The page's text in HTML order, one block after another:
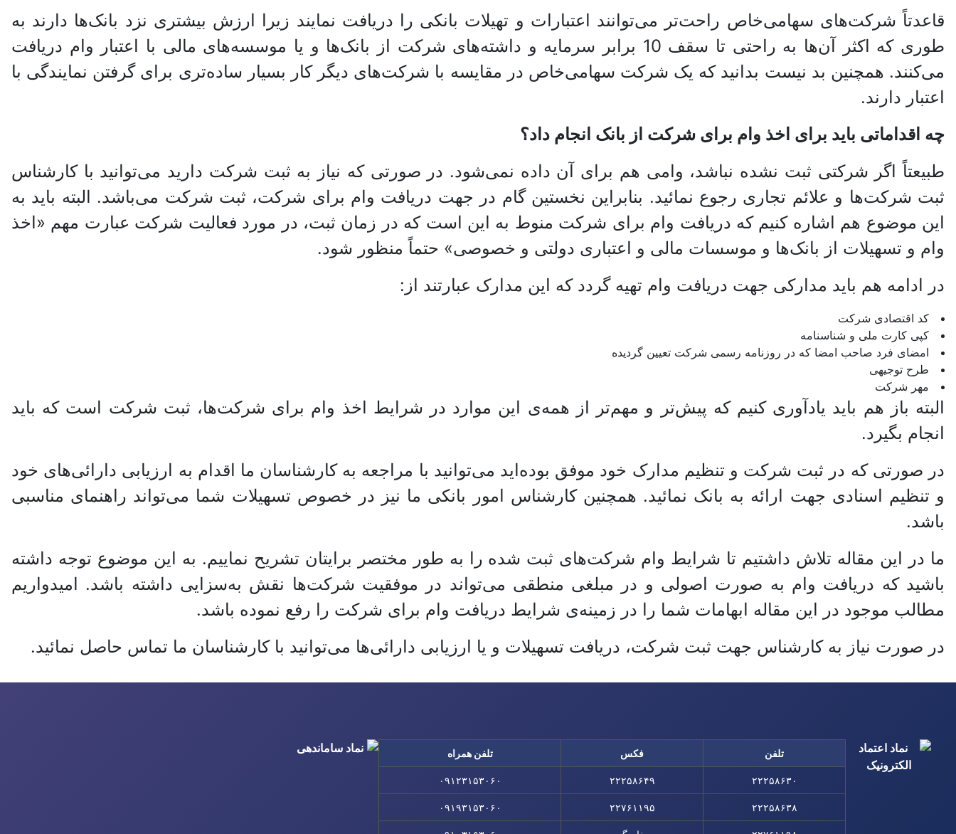
قاعدتاً شرکت‌های سهامی‌خاص راحت‌تر می‌توانند اعتبارات و تهیلات بانکی را دریافت نمایند زیرا ارزش بیشتری نزد بانک‌ها دارند به
طوری که اکثر آن‌ها به راحتی تا سقف 10 برابر سرمایه و داشته‌های شرکت از بانک‌ها و یا موسسه‌های مالی با اعتبار وام دریافت
می‌کنند. همچنین بد نیست بدانید که یک شرکت‌ سهامی‌خاص در مقایسه با شرکت‌های دیگر کار بسیار ساده‌تری برای گرفتن نمایندگی با
اعتبار دارند.
چه اقداماتی باید برای اخذ وام برای شرکت از بانک انجام داد؟
طبیعتاً اگر شرکتی ثبت نشده نباشد، وامی هم برای آن داده نمی‌شود. در صورتی که نیاز به ثبت شرکت دارید می‌توانید با کارشناس
ثبت شرکت‌ها و علائم تجاری رجوع نمائید. بنابراین نخستین گام در جهت دریافت وام برای شرکت، ثبت شرکت می‌باشد. البته باید به
این موضوع هم اشاره کنیم که دریافت وام برای شرکت منوط به این است که در زمان ثبت، در مورد فعالیت شرکت عبارت مهم «اخذ
وام و تسهیلات از بانک‌ها و موسسات مالی و اعتباری دولتی و خصوصی» حتماً منظور شود.
در ادامه هم باید مدارکی جهت دریافت وام تهیه گردد که این مدارک عبارتند از:
کد اقتصادی شرکت
کپی کارت ملی و شناسنامه
امضای فرد صاحب امضا که در روزنامه رسمی شرکت تعیین گردیده
طرح توجیهی
مهر شرکت
البته باز هم باید یادآوری کنیم که پیش‌تر و مهم‌تر از همه‌ی این‌ موارد در شرایط اخذ وام برای شرکت‌ها، ثبت شرکت است که باید
انجام بگیرد.
در صورتی که در ثبت شرکت و تنظیم مدارک خود موفق بوده‌اید می‌توانید با مراجعه به کارشناسان ما اقدام به ارزیابی دارائی‌های خود
و تنظیم اسنادی جهت ارائه به بانک نمائید. همچنین کارشناس امور بانکی ما نیز در خصوص تسهیلات شما می‌تواند راهنمای مناسبی
باشد.
ما در این مقاله تلاش داشتیم تا شرایط وام شرکت‌های ثبت شده را به طور مختصر برایتان تشریح نماییم. به این موضوع توجه داشته
باشید که دریافت وام به صورت اصولی و در مبلغی منطقی می‌تواند در موفقیت شرکت‌ها نقش به‌سزایی داشته باشد. امیدواریم
مطالب موجود در این مقاله ابهامات شما را در زمینه‌ی شرایط دریافت وام برای شرکت‌ را رفع نموده باشد.
در صورت نیاز به کارشناس جهت ثبت شرکت، دریافت تسهیلات و یا ارزیابی دارائی‌ها می‌توانید با کارشناسان ما تماس حاصل نمائید.
تلفن فکس تلفن همراه
۲۲۲۵۸۶۳۰ ۲۲۲۵۸۶۴۹ ۰۹۱۲۳۱۵۳۰۶۰
۲۲۲۵۸۶۳۸ ۲۲۷۶۱۱۹۵ ۰۹۱۹۳۱۵۳۰۶۰